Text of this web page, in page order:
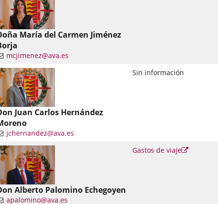
María del Carmen Jiménez
mcjimenez@ava.es
Juan Carlos Hernández
jchernandez@ava.es
Sin información
Alberto Palomino Echegoyen
apalomino@ava.es
Gastos de viaje
Enlace